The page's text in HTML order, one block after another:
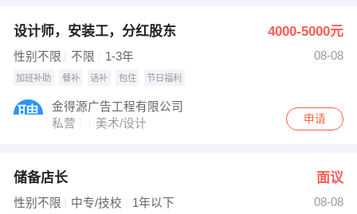
设计师，安装工，分红股东 4000-5000元
性别不限 不限 1-3年 08-08
加班补助 餐补 话补 包住 节日福利
金得源广告工程有限公司
私营
美术/设计 申请
储备店长 面议
性别不限 中专/技校 1年以下 08-08